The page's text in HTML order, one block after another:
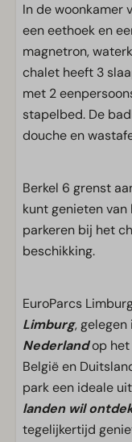
In de woonkamer
een eethoek en
magnetron,
chalet heeft 3
met 2
stapelbed. De
douche en
Berkel 6 grenst
kunt genieten van
parkeren bij het
beschikking.
EuroParcs
Limburg, gelegen
Nederlandop het
België en
park een ideale
landen wil
tegelijkertijd